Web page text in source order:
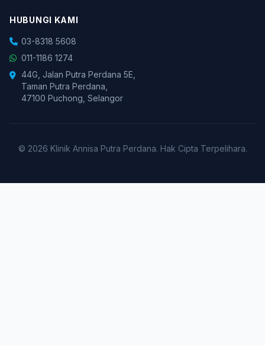
HUBUNGI KAMI
03-8318 5608
011-1186 1274
44G, Jalan Putra Perdana 5E,
Taman Putra Perdana,
47100 Puchong, Selangor
© 2026 Klinik Annisa Putra Perdana. Hak Cipta Terpelihara.